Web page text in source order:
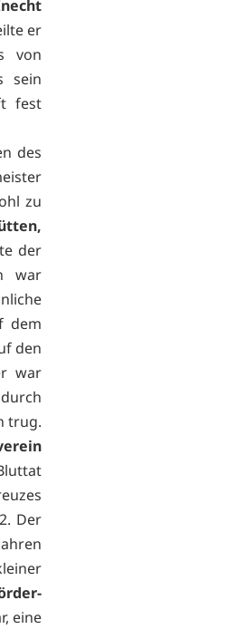
er
von
sein
fest
des
zu
der
war
dem
den
war
trug.
Der
eine